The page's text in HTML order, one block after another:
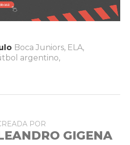
Boca Juniors, ELA,
argentino,
POR
GIGENA